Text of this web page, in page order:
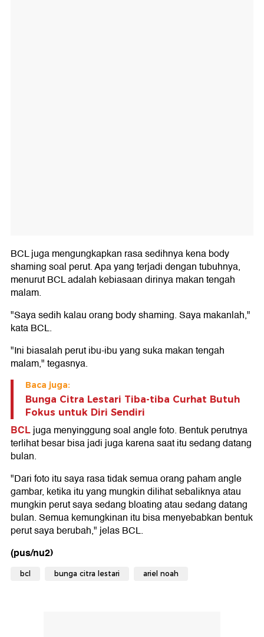
BCL juga mengungkapkan rasa sedihnya kena body
shaming soal perut. Apa yang terjadi dengan tubuhnya,
menurut BCL adalah kebiasaan dirinya makan tengah
malam.
"Saya sedih kalau orang body shaming. Saya makanlah,"
kata BCL.
"Ini biasalah perut ibu-ibu yang suka makan tengah
malam," tegasnya.
Baca juga:
Bunga Citra Lestari Tiba-tiba Curhat Butuh
Fokus untuk Diri Sendiri
BCLjuga menyinggung soal angle foto. Bentuk perutnya
terlihat besar bisa jadi juga karena saat itu sedang datang
bulan.
"Dari foto itu saya rasa tidak semua orang paham angle
gambar, ketika itu yang mungkin dilihat sebaliknya atau
mungkin perut saya sedang bloating atau sedang datang
bulan. Semua kemungkinan itu bisa menyebabkan bentuk
perut saya berubah," jelas BCL.
(pus/nu2)
bcl bunga citra lestari ariel noah